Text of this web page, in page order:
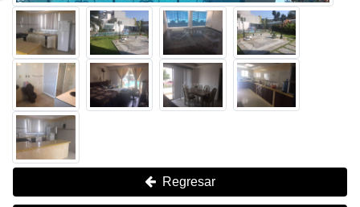
Regresar